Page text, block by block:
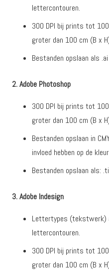
lettercontouren.
300 DPI bij prints tot
groter dan 100 cm (B x
Bestanden opslaan als
2. Adobe Photoshop
300 DPI bij prints tot
groter dan 100 cm (B x
Bestanden opslaan in
invloed hebben op de
Bestanden opslaan als:
3. Adobe Indesign
Lettertypes (tekstwerk)
lettercontouren.
300 DPI bij prints tot
groter dan 100 cm (B x